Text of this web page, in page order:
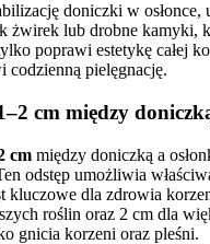
doniczki w osłonce,
żwirek lub drobne kamyki,
poprawi estetykę całej
codzienną pielęgnację.
cm między
cm między doniczką a
odstęp umożliwia
kluczowe dla zdrowia
roślin oraz 2 cm dla
gnicia korzeni oraz pleśni.